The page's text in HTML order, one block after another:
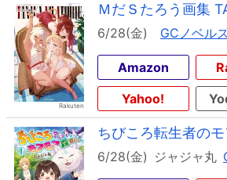
ＭだＳたろう画集
6/28(金) GCノベル
Amazon
Yahoo!
ちびころ転生者の
6/28(金) ジャジャ丸